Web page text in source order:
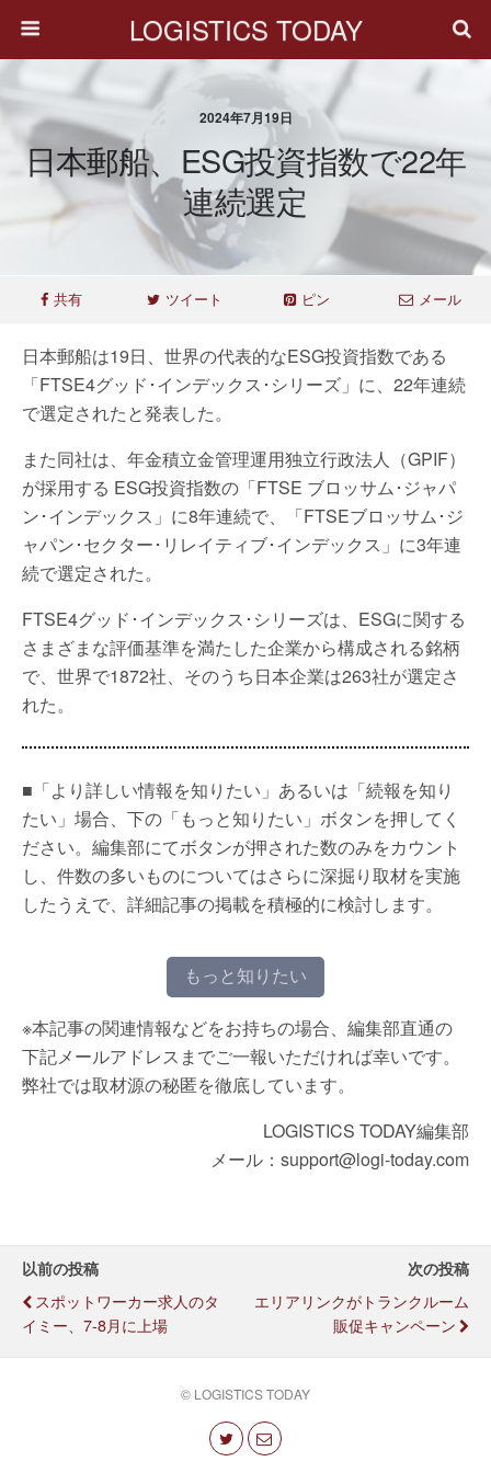
LOGISTICS TODAY
2024年7月19日
日本郵船、ESG投資指数で22年
連続選定
共有 ツイート ピン メール
日本郵船は19日、世界の代表的なESG投資指数である
「FTSE4グッド･インデックス･シリーズ」に、22年連続
で選定されたと発表した。
また同社は、年金積立金管理運用独立行政法人（GPIF）
が採用する ESG投資指数の「FTSE ブロッサム･ジャパ
ン･インデックス」に8年連続で、「FTSEブロッサム･ジ
ャパン･セクター･リレイティブ･インデックス」に3年連
続で選定された。
FTSE4グッド･インデックス･シリーズは、ESGに関する
さまざまな評価基準を満たした企業から構成される銘柄
で、世界で1872社、そのうち日本企業は263社が選定さ
れた。
■「より詳しい情報を知りたい」あるいは「続報を知り
たい」場合、下の「もっと知りたい」ボタンを押してく
ださい。編集部にてボタンが押された数のみをカウント
し、件数の多いものについてはさらに深掘り取材を実施
したうえで、詳細記事の掲載を積極的に検討します。
もっと知りたい
※本記事の関連情報などをお持ちの場合、編集部直通の
下記メールアドレスまでご一報いただければ幸いです。
弊社では取材源の秘匿を徹底しています。
LOGISTICS TODAY編集部
メール：support@logi-today.com
以前の投稿
スポットワーカー求人のタ
イミー、7-8月に上場
次の投稿
エリアリンクがトランクルーム
販促キャンペーン
© LOGISTICS TODAY